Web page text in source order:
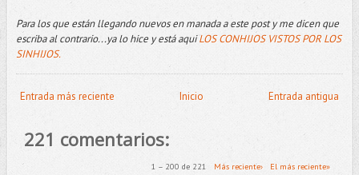
Para los que están llegando nuevos en manada a este post y me dicen que
escriba al contrario...ya lo hice y está aquiLOS CONHIJOS VISTOS POR LOS
SINHIJOS.
Entrada más reciente Entrada antigua
Inicio
221 comentarios:
1 – 200 de 221 Más reciente› El más reciente»